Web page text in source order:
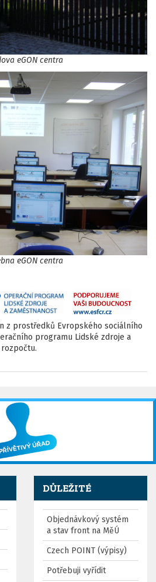
eGON centra
eGON centra
z prostředků Evropského sociálního
programu Lidské zdroje a
DŮLEŽITÉ
Objednávkový systém
a stav front na MěÚ
Czech POINT (výpisy)
Potřebuji vyřídit